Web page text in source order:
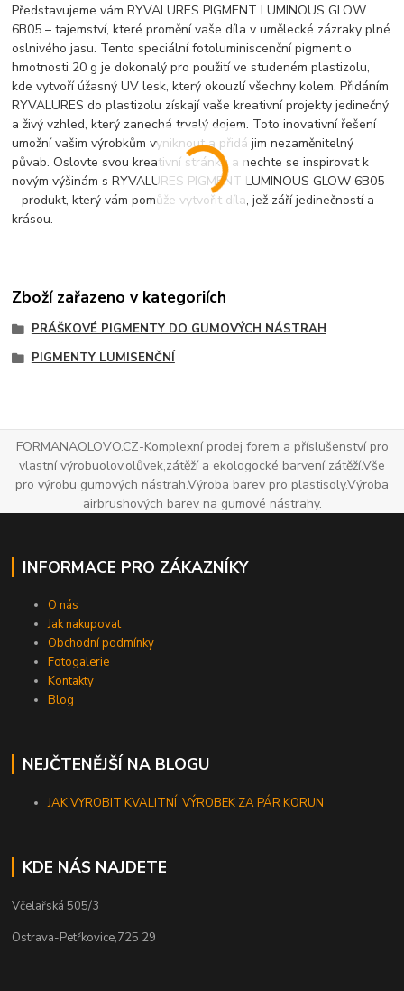
Představujeme vám RYVALURES PIGMENT LUMINOUS GLOW
6B05 – tajemství, které promění vaše díla v umělecké zázraky plné
oslnivého jasu. Tento speciální fotoluminiscenční pigment o
hmotnosti 20 g je dokonalý pro použití ve studeném plastizolu,
kde vytvoří úžasný UV lesk, který okouzlí všechny kolem. Přidáním
RYVALURES do plastizolu získají vaše kreativní projekty jedinečný
a živý vzhled, který zanechá trvalý dojem. Toto inovativní řešení
umožní vašim výrobkům vyniknout a přidá jim nezaměnitelný
půvab. Oslovte svou kreativní stránku a nechte se inspirovat k
novým výšinám s RYVALURES PIGMENT LUMINOUS GLOW 6B05
– produkt, který vám pomůže vytvořit díla, jež září jedinečností a
krásou.
Zboží zařazeno v kategoriích
PRÁŠKOVÉ PIGMENTY DO GUMOVÝCH NÁSTRAH
PIGMENTY LUMISENČNÍ
FORMANAOLOVO.CZ-Komplexní prodej forem a příslušenství pro
vlastní výrobuolov,olůvek,zátěží a ekologocké barvení zátěží.Vše
pro výrobu gumových nástrah.Výroba barev pro plastisoly.Výroba
airbrushových barev na gumové nástrahy.
INFORMACE PRO ZÁKAZNÍKY
O nás
Jak nakupovat
Obchodní podmínky
Fotogalerie
Kontakty
Blog
NEJČTENĚJŠÍ NA BLOGU
JAK VYROBIT KVALITNÍ VÝROBEK ZA PÁR KORUN
KDE NÁS NAJDETE
Včelařská 505/3
Ostrava-Petřkovice,725 29